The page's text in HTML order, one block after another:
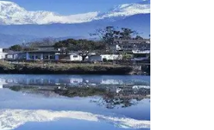
63 đánh giá